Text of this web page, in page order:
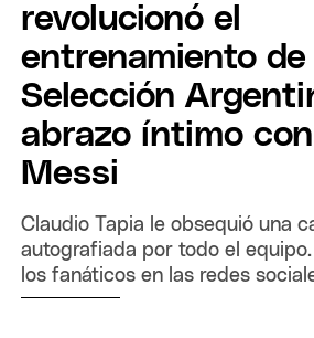
revolucionó el
entrenamiento de
Selección
abrazo íntimo con
Messi
Claudio Tapia le obsequió una
autografiada por todo el
los fanáticos en las redes